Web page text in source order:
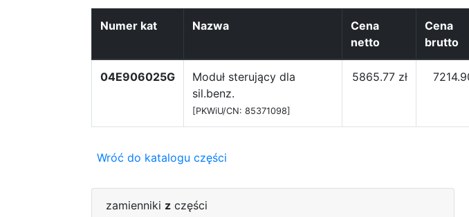
Numer kat Nazwa
Cena
netto
Cena
brutto
04E906025G
Moduł sterujący dla
sil.benz.
[PKWiU/CN: 85371098]
5865.77 zł
Wróć do katalogu części
zamienniki z części